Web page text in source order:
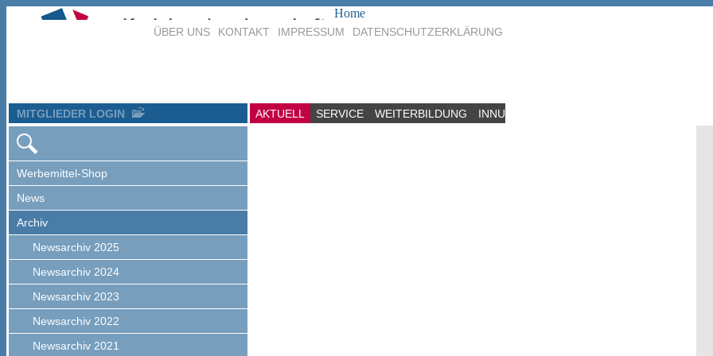
Home
MITGLIEDER LOGIN AKTUELL SERVICE WEITERBILDUNG INNUNG
ÜBER UNS KONTAKT IMPRESSUM DATENSCHUTZERKLÄRUNG
Werbemittel-Shop
News
Archiv
Newsarchiv 2025
Newsarchiv 2024
Newsarchiv 2023
Newsarchiv 2022
Newsarchiv 2021